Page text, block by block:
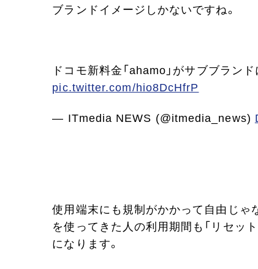
ブランドイメージしかないですね。
ドコモ新料金「ahamo」がサブブラン
pic.twitter.com/hio8DcHfrP
— ITmedia NEWS (@itmedia_news)
使用端末にも規制がかかって自由じゃ
を使ってきた人の利用期間も「リセッ
になります。